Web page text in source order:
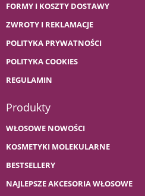
FORMY I KOSZTY DOSTAWY
ZWROTY I REKLAMACJE
POLITYKA PRYWATNOŚCI
POLITYKA COOKIES
REGULAMIN
Produkty
WŁOSOWE NOWOŚCI
KOSMETYKI MOLEKULARNE
BESTSELLERY
NAJLEPSZE AKCESORIA WŁOSOWE